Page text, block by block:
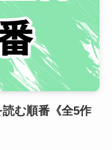
む順番《全5作